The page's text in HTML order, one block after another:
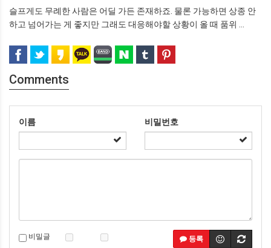
슬프게도 무례한 사람은 어딜 가든 존재하죠. 물론 가능하면 상종 안
하고 넘어가는 게 좋지만 그래도 대응해야할 상황이 올 때 품위 ...
Comments
이름 비밀번호
등록
비밀글